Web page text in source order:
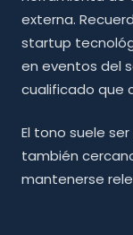
externa.
startup
en eventos del
cualificado que
El tono suele
también
mantenerse